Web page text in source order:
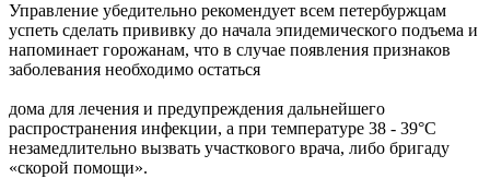
Управление убедительно рекомендует всем петербуржцам
успеть сделать прививку до начала эпидемического подъема и
напоминает горожанам, что в случае появления признаков
заболевания необходимо остаться
дома для лечения и предупреждения дальнейшего
распространения инфекции, а при температуре 38 - 39°С
незамедлительно вызвать участкового врача, либо бригаду
«скорой помощи».